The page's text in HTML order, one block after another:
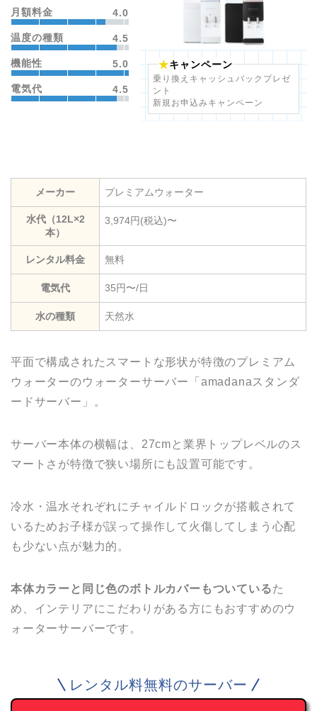
月額料金 4.0
温度の種類 4.5
機能性 5.0
電気代 4.5
キャンペーン
乗り換えキャッシュバックプレゼ
ント
新規お申込みキャンペーン
メーカー プレミアムウォーター
水代（12L×2
本）
3,974円(税込)〜
レンタル料金 無料
電気代 35円〜/日
水の種類 天然水
平面で構成されたスマートな形状が特徴のプレミアム
ウォーターのウォーターサーバー「amadanaスタンダ
ードサーバー」。
サーバー本体の横幅は、27cmと業界トップレベルのス
マートさが特徴で狭い場所にも設置可能です。
冷水・温水それぞれにチャイルドロックが搭載されて
いるためお子様が誤って操作して火傷してしまう心配
も少ない点が魅力的。
本体カラーと同じ色のボトルカバーもついているた
め、インテリアにこだわりがある方にもおすすめのウ
ォーターサーバーです。
レンタル料無料のサーバー